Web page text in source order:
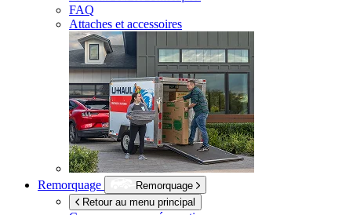
FAQ
Attaches et accessoires
Remorquage
Remorquage
Retour au menu principal